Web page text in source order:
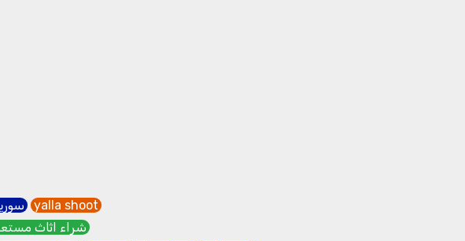
yalla shoot
شراء اثاث